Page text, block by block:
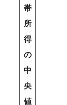
帯
所
得
の
中
央
値